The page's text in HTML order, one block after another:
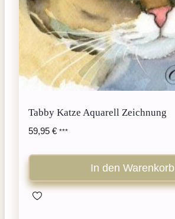
Tabby Katze Aquarell Zeichnung
59,95 € ***
In den Warenkorb